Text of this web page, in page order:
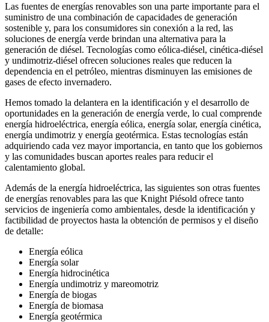
Las fuentes de energías renovables son una parte importante para el
suministro de una combinación de capacidades de generación
sostenible y, para los consumidores sin conexión a la red, las
soluciones de energía verde brindan una alternativa para la
generación de diésel. Tecnologías como eólica-diésel, cinética-diésel
y undimotriz-diésel ofrecen soluciones reales que reducen la
dependencia en el petróleo, mientras disminuyen las emisiones de
gases de efecto invernadero.
Hemos tomado la delantera en la identificación y el desarrollo de
oportunidades en la generación de energía verde, lo cual comprende
energía hidroeléctrica, energía eólica, energía solar, energía cinética,
energía undimotriz y energía geotérmica. Estas tecnologías están
adquiriendo cada vez mayor importancia, en tanto que los gobiernos
y las comunidades buscan aportes reales para reducir el
calentamiento global.
Además de la energía hidroeléctrica, las siguientes son otras fuentes
de energías renovables para las que Knight Piésold ofrece tanto
servicios de ingeniería como ambientales, desde la identificación y
factibilidad de proyectos hasta la obtención de permisos y el diseño
de detalle:
Energía eólica
Energía solar
Energía hidrocinética
Energía undimotriz y mareomotriz
Energía de biogas
Energía de biomasa
Energía geotérmica